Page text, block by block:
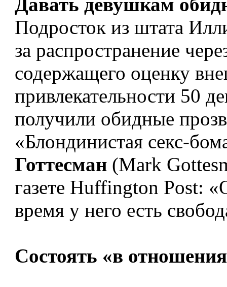
Подросток из штата
за распространение
содержащего оценку
привлекательности 50
получили обидные
«Блондинистая секс-
Готтесман(Mark
газете Huffington Post:
время у него есть
Состоять «в